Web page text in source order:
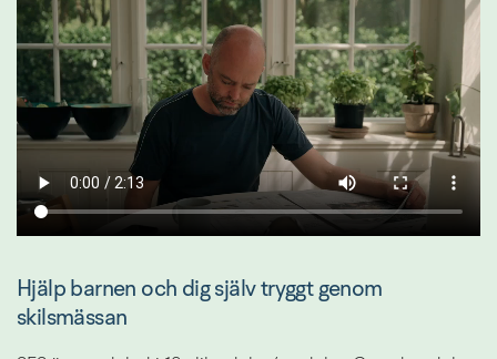
Hjälp barnen och dig själv tryggt genom
skilsmässan